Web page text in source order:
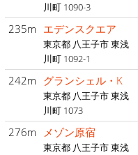
川町 1090-3
235m エデンスクエア
東京都 八王子市 東浅
川町 1092-1
242m グランシェル・K
東京都 八王子市 東浅
川町 1073
276m メゾン原宿
東京都 八王子市 東浅